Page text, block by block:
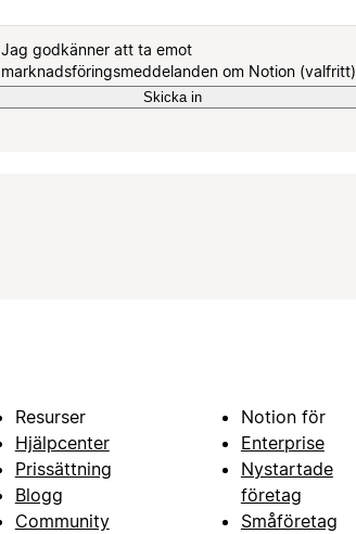
Jag godkänner att ta emot
marknadsföringsmeddelanden om Notion (valfritt)
Skicka in
Resurser
Hjälpcenter
Prissättning
Blogg
Community
Notion för
Enterprise
Nystartade
företag
Småföretag